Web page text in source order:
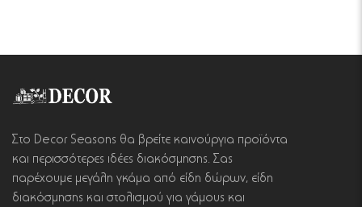
Στο Decor Seasons θα βρείτε καινούργια προϊόντα
και περισσότερες ιδέες διακόσμησης. Σας
παρέχουμε μεγάλη γκάμα από είδη δώρων, είδη
διακόσμησης και στολισμού για γάμους και